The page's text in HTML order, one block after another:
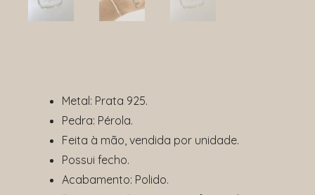
Metal: Prata 925.
Pedra: Pérola.
Feita à mão, vendida por unidade.
Possui fecho.
Acabamento: Polido.